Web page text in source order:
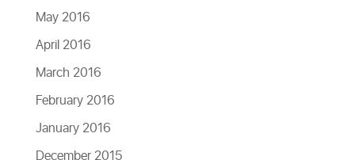
May 2016
April 2016
March 2016
February 2016
January 2016
December 2015